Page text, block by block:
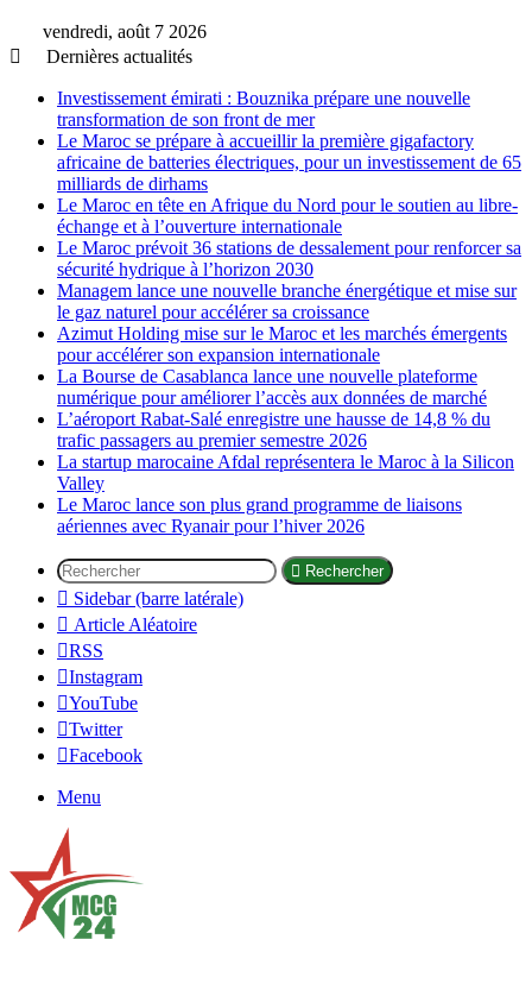
vendredi, août 7 2026
Dernières actualités
Investissement émirati : Bouznika prépare une nouvelle
transformation de son front de mer
Le Maroc se prépare à accueillir la première gigafactory
africaine de batteries électriques, pour un investissement de 65
milliards de dirhams
Le Maroc en tête en Afrique du Nord pour le soutien au libre-
échange et à l’ouverture internationale
Le Maroc prévoit 36 stations de dessalement pour renforcer sa
sécurité hydrique à l’horizon 2030
Managem lance une nouvelle branche énergétique et mise sur
le gaz naturel pour accélérer sa croissance
Azimut Holding mise sur le Maroc et les marchés émergents
pour accélérer son expansion internationale
La Bourse de Casablanca lance une nouvelle plateforme
numérique pour améliorer l’accès aux données de marché
L’aéroport Rabat-Salé enregistre une hausse de 14,8 % du
trafic passagers au premier semestre 2026
La startup marocaine Afdal représentera le Maroc à la Silicon
Valley
Le Maroc lance son plus grand programme de liaisons
aériennes avec Ryanair pour l’hiver 2026
Rechercher
Sidebar (barre latérale)
Article Aléatoire
RSS
Instagram
YouTube
Twitter
Facebook
Menu